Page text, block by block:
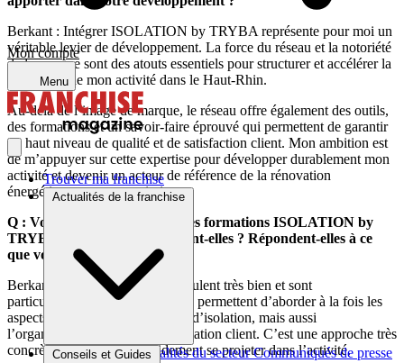
Mon compte
Menu
Trouver ma franchise
Actualités de la franchise
Brèves et actus Actualités du secteur Communiqués de presse
Conseils et Guides
Berkant : Intégrer ISOLATION by TRYBA représente pour moi un
véritable levier de développement. La force du réseau et la notoriété
de la marque sont des atouts essentiels pour structurer et accélérer la
croissance de mon activité dans le Haut-Rhin.
Au-delà de l’image de marque, le réseau offre également des outils,
des formations et un savoir-faire éprouvé qui permettent de garantir
un haut niveau de qualité et de satisfaction client. Mon ambition est
de m’appuyer sur cette expertise pour développer durablement mon
activité et devenir un acteur de référence de la rénovation
énergétique sur mon territoire.
Q : Vous suivez actuellement les formations ISOLATION by
TRYBA. Comment se déroulent-elles ? Répondent-elles à ce
que vous imaginiez ?
Berkant : Les formations se déroulent très bien et sont
particulièrement complètes. Elles permettent d’aborder à la fois les
aspects techniques des solutions d’isolation, mais aussi
l’organisation des projets et la relation client. C’est une approche très
concrète qui permet de rapidement se projeter dans l’activité.